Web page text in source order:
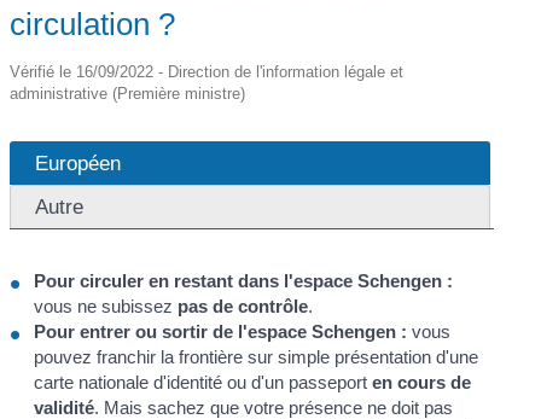
circulation ?
Vérifié le 16/09/2022 - Direction de l'information légale et
administrative (Première ministre)
Européen
Autre
Pour circuler en restant dans l'espace Schengen :
vous ne subissez pas de contrôle.
Pour entrer ou sortir de l'espace Schengen : vous
pouvez franchir la frontière sur simple présentation d'une
carte nationale d'identité ou d'un passeporten cours de
validité. Mais sachez que votre présence ne doit pas